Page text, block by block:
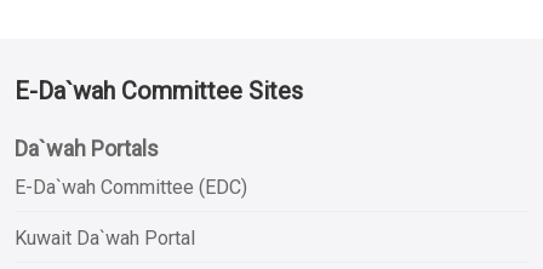
E-Da`wah Committee Sites
Da`wah Portals
E-Da`wah Committee (EDC)
Kuwait Da`wah Portal